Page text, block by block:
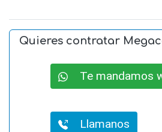
Quieres contratar
Te mandamos
Llamanos